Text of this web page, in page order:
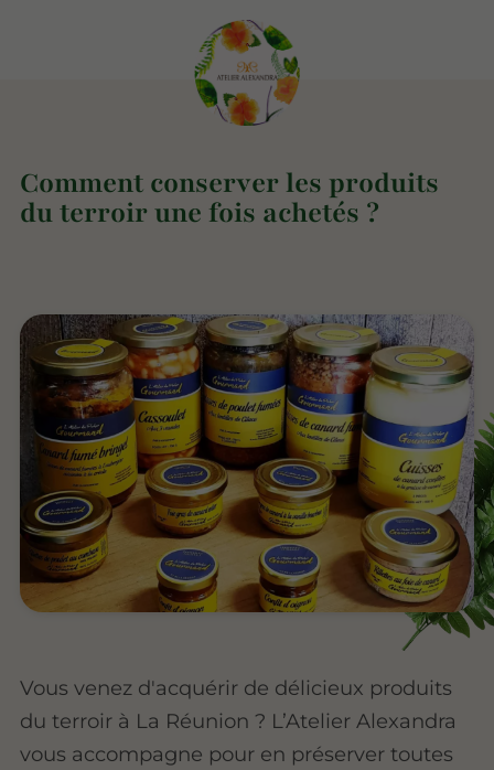
Comment conserver les produits
du terroir une fois achetés ?
Vous venez d'acquérir de délicieux produits
du terroir à La Réunion ? L’Atelier Alexandra
vous accompagne pour en préserver toutes